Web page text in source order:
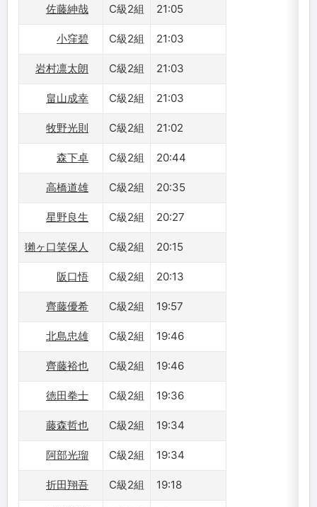
佐藤紳哉 C級2組 21:05
小窪碧 C級2組 21:03
岩村凛太朗 C級2組 21:03
畠山成幸 C級2組 21:03
牧野光則 C級2組 21:02
森下卓 C級2組 20:44
高橋道雄 C級2組 20:35
星野良生 C級2組 20:27
獺ヶ口笑保人 C級2組 20:15
阪口悟 C級2組 20:13
齊藤優希 C級2組 19:57
北島忠雄 C級2組 19:46
齊藤裕也 C級2組 19:46
徳田拳士 C級2組 19:36
藤森哲也 C級2組 19:34
阿部光瑠 C級2組 19:34
折田翔吾 C級2組 19:18